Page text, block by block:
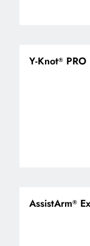
Y-Knot®
AssistArm®